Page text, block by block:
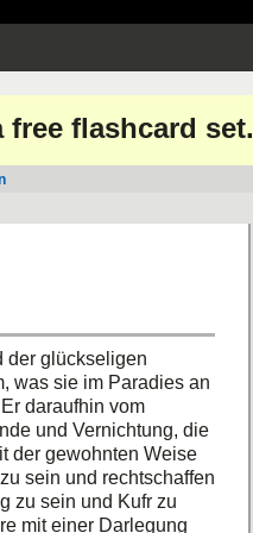
flashcard set.
der glückseligen
was sie im Paradies an
daraufhin vom
und Vernichtung, die
der gewohnten Weise
sein und rechtschaffen
zu sein und Kufr zu
mit einer Darlegung